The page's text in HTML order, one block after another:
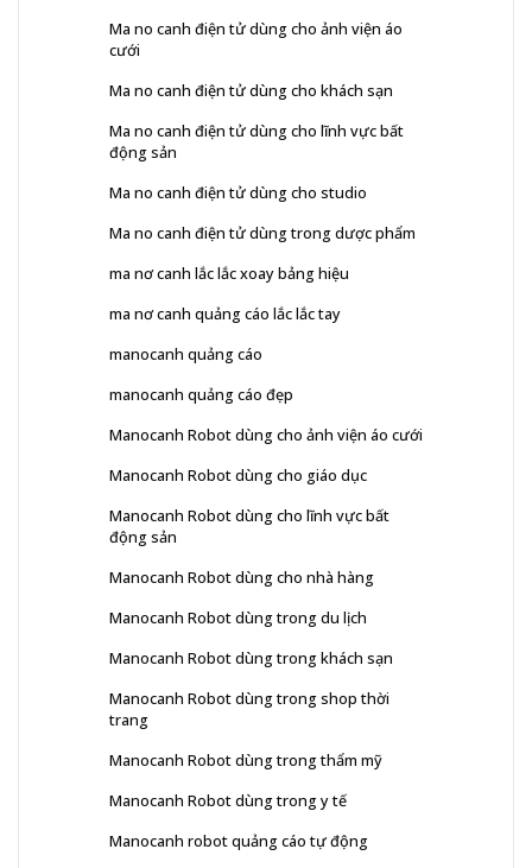
Ma no canh điện tử dùng cho ảnh viện áo
cưới
Ma no canh điện tử dùng cho khách sạn
Ma no canh điện tử dùng cho lĩnh vực bất
động sản
Ma no canh điện tử dùng cho studio
Ma no canh điện tử dùng trong dược phẩm
ma nơ canh lắc lắc xoay bảng hiệu
ma nơ canh quảng cáo lắc lắc tay
manocanh quảng cáo
manocanh quảng cáo đẹp
Manocanh Robot dùng cho ảnh viện áo cưới
Manocanh Robot dùng cho giáo dục
Manocanh Robot dùng cho lĩnh vực bất
động sản
Manocanh Robot dùng cho nhà hàng
Manocanh Robot dùng trong du lịch
Manocanh Robot dùng trong khách sạn
Manocanh Robot dùng trong shop thời
trang
Manocanh Robot dùng trong thẩm mỹ
Manocanh Robot dùng trong y tế
Manocanh robot quảng cáo tự động